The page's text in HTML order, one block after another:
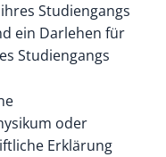
Studiengangs
ein Darlehen für
Studiengangs
oder
Erklärung